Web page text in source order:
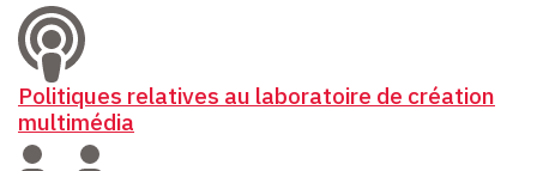
Politiques relatives au laboratoire de création
multimédia